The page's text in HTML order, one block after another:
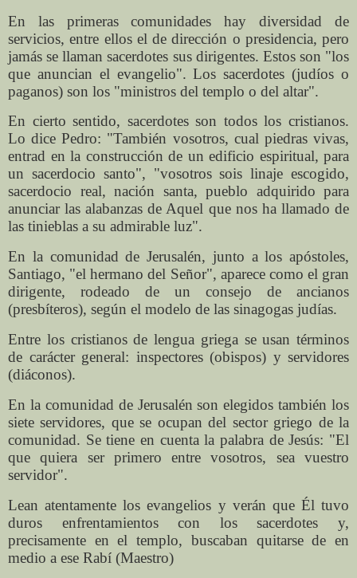
En las primeras comunidades hay diversidad de
servicios, entre ellos el de dirección o presidencia, pero
jamás se llaman sacerdotes sus dirigentes. Estos son "los
que anuncian el evangelio". Los sacerdotes (judíos o
paganos) son los "ministros del templo o del altar".
En cierto sentido, sacerdotes son todos los cristianos.
Lo dice Pedro: "También vosotros, cual piedras vivas,
entrad en la construcción de un edificio espiritual, para
un sacerdocio santo", "vosotros sois linaje escogido,
sacerdocio real, nación santa, pueblo adquirido para
anunciar las alabanzas de Aquel que nos ha llamado de
las tinieblas a su admirable luz".
En la comunidad de Jerusalén, junto a los apóstoles,
Santiago, "el hermano del Señor", aparece como el gran
dirigente, rodeado de un consejo de ancianos
(presbíteros), según el modelo de las sinagogas judías.
Entre los cristianos de lengua griega se usan términos
de carácter general: inspectores (obispos) y servidores
(diáconos).
En la comunidad de Jerusalén son elegidos también los
siete servidores, que se ocupan del sector griego de la
comunidad. Se tiene en cuenta la palabra de Jesús: "El
que quiera ser primero entre vosotros, sea vuestro
servidor".
Lean atentamente los evangelios y verán que Él tuvo
duros enfrentamientos con los sacerdotes y,
precisamente en el templo, buscaban quitarse de en
medio a ese Rabí (Maestro)